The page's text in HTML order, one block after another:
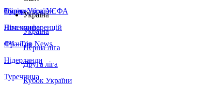
Збірна України
Італія
Німеччина
Франція
Нідерланди
Туреччина
Суперкубок УЄФА
Ліга конференцій
ЛЧ - Top News
Україна
Україна
Перша ліга
Друга ліга
Кубок України